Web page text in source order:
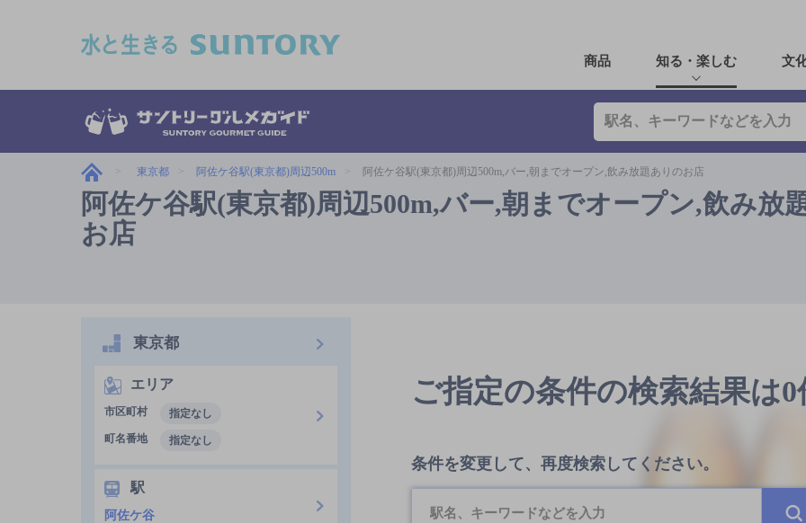
商品 知る・楽しむ 文
東京都 阿佐ケ谷駅(東京都)周辺500m 阿佐ケ谷駅(東京都)周辺500m,バー,朝までオープン,飲み放題ありのお店
阿佐ケ谷駅(東京都)周辺500m,バー,朝までオープン,飲み放
お店
ご指定の条件の検索結果は0
条件を変更して、再度検索してください。
東京都
エリア
市区町村
指定なし
町名番地
指定なし
駅
阿佐ケ谷